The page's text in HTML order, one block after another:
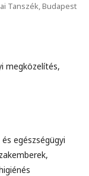
Tanszék, Budapest
megközelítés,
egészségügyi